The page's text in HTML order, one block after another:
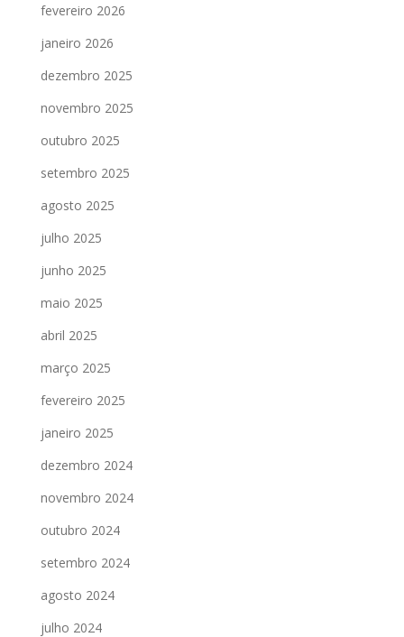
fevereiro 2026
janeiro 2026
dezembro 2025
novembro 2025
outubro 2025
setembro 2025
agosto 2025
julho 2025
junho 2025
maio 2025
abril 2025
março 2025
fevereiro 2025
janeiro 2025
dezembro 2024
novembro 2024
outubro 2024
setembro 2024
agosto 2024
julho 2024